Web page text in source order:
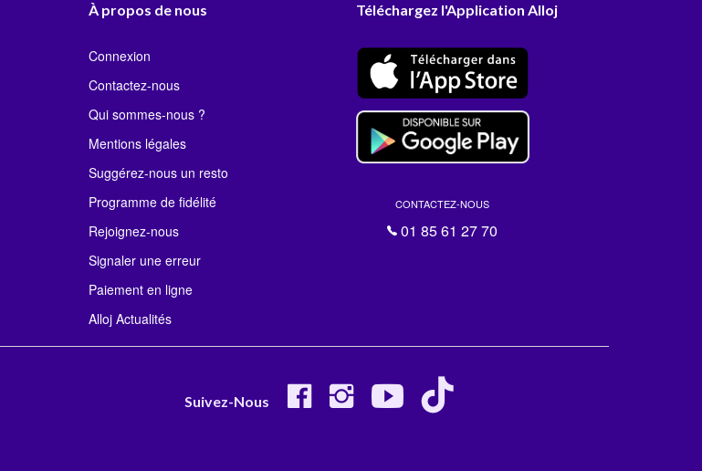
À propos de nous
Connexion
Contactez-nous
Qui sommes-nous ?
Mentions légales
Suggérez-nous un resto
Programme de fidélité
Rejoignez-nous
Signaler une erreur
Paiement en ligne
Alloj Actualités
Téléchargez l'Application Alloj
CONTACTEZ-NOUS
01 85 61 27 70
Suivez-Nous